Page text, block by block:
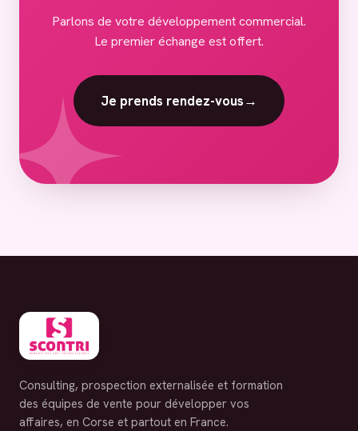
Parlons de votre développement commercial.
Le premier échange est offert.
Je prends rendez-vous→
Consulting, prospection externalisée et formation
des équipes de vente pour développer vos
affaires, en Corse et partout en France.